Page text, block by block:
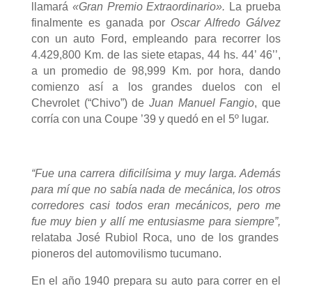
llamará «Gran Premio Extraordinario». La prueba
finalmente es ganada por Oscar Alfredo Gálvez
con un auto Ford,empleando para recorrer los
4.429,800 Km. de las siete etapas, 44 hs. 44’ 46’’,
a un promedio de 98,999 Km. por hora, dando
comienzo así a los grandes duelos con el
Chevrolet (“Chivo”) de Juan Manuel Fangio, que
corría con una Coupe ’39 y quedó en el 5º lugar.
“Fue una carrera dificilísima y muy larga. Además
para mí que no sabía nada de mecánica, los otros
corredores casi todos eran mecánicos, pero me
fue muy bien y allí me entusiasme para siempre”,
relataba José Rubiol Roca, uno de los grandes
pioneros del automovilismo tucumano.
En el año 1940 prepara su auto para correr en el